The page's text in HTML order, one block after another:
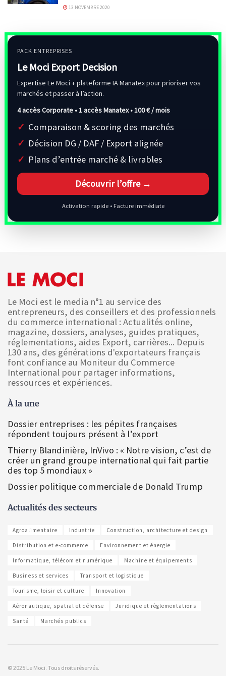
13 NOVEMBRE 2020
PACK ENTREPRISES
Le Moci Export Decision
Expertise Le Moci + plateforme IA Manatex pour prioriser vos
marchés et passer à l’action.
4 accès Corporate • 1 accès Manatex •100 € / mois
Comparaison & scoring des marchés
Décision DG / DAF / Export alignée
Plans d’entrée marché & livrables
Découvrir l’offre →
Activation rapide • Facture immédiate
Le Moci est le media n°1 au service des
entrepreneurs, des conseillers et des professionnels
du commerce international : Actualités online,
magazine, dossiers, analyses, guides pratiques,
réglementations, aides Export, carrières... Depuis
130 ans, des générations d'exportateurs français
font confiance au Moniteur du Commerce
International pour partager informations,
ressources et expériences.
À la une
Dossier entreprises : les pépites françaises
répondent toujours présent à l’export
Thierry Blandinière, InVivo : « Notre vision, c’est de
créer un grand groupe international qui fait partie
des top 5 mondiaux »
Dossier politique commerciale de Donald Trump
Actualités des secteurs
Agroalimentaire Industrie Construction, architecture et design
Distribution et e-commerce Environnement et énergie
Informatique, télécom et numérique Machine et équipements
Business et services Transport et logistique
Tourisme, loisir et culture Innovation
Aéronautique, spatial et défense Juridique et règlementations
Santé Marchés publics
© 2025 Le Moci. Tous droits réservés.